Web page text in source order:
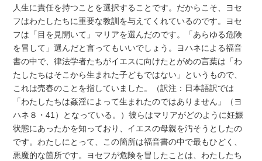
人生に責任を持つことを選択することです。だからこそ、ヨセ
フはわたしたちに重要な教訓を与えてくれているのです。ヨセ
フは「目を見開いて」マリアを選んだのです。「あらゆる危険
を冒して」選んだと言ってもいいでしょう。ヨハネによる福音
書の中で、律法学者たちがイエスに向けたとがめの言葉は「わ
たしたちはそこから生まれた子どもではない」というもので、
これは売春のことを指していました。（訳注：日本語訳では
「わたしたちは姦淫によって生まれたのではありません」（ヨ
ハネ８・41）となっている。）彼らはマリアがどのように妊娠
状態にあったかを知っており、イエスの母親を汚そうとしたの
です。わたしにとって、この箇所は福音書の中で最もひどく、
悪魔的な箇所です。ヨセフが危険を冒したことは、わたしたち